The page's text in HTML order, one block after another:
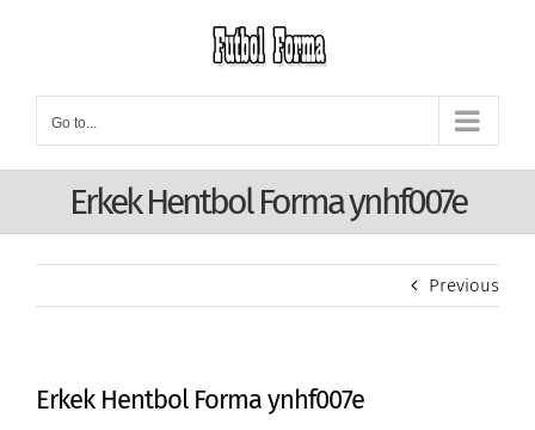
content
Go to...
Erkek Hentbol Forma ynhf007e
Previous
Erkek Hentbol Forma ynhf007e